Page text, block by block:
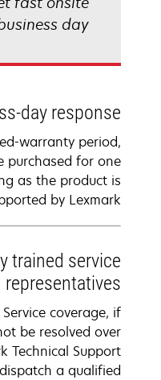
day
day response
warranty period,
purchased for one
as the product is
by Lexmark.
trained service
representatives
coverage, if
be resolved over
Technical Support
a qualified